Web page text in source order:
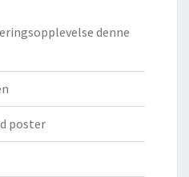
denne
poster